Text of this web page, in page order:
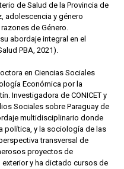
de Salud de la Provincia de
adolescencia y género
de Género.
abordaje integral en el
PBA, 2021).
en Ciencias Sociales
Económica por la
Investigadora de CONICET y
Sociales sobre Paraguay de
multidisciplinario donde
política, y la sociología de las
transversal de
proyectos de
y ha dictado cursos de